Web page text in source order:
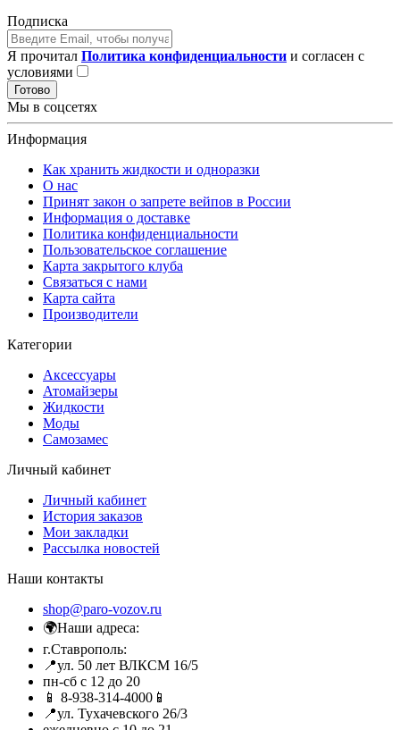
Подписка
Я прочитал Политика конфиденциальности и согласен с
условиями
Готово
Мы в соцсетях
Информация
Как хранить жидкости и одноразки
О нас
Принят закон о запрете вейпов в России
Информация о доставке
Политика конфиденциальности
Пользовательское соглашение
Карта закрытого клуба
Связаться с нами
Карта сайта
Производители
Категории
Аксессуары
Атомайзеры
Жидкости
Моды
Самозамес
Личный кабинет
Личный кабинет
История заказов
Мои закладки
Рассылка новостей
Наши контакты
shop@paro-vozov.ru
🌍Наши адреса:
г.Ставрополь:
📍ул. 50 лет ВЛКСМ 16/5
пн-сб с 12 до 20
📱 8-938-314-4000📱
📍ул. Тухачевского 26/3